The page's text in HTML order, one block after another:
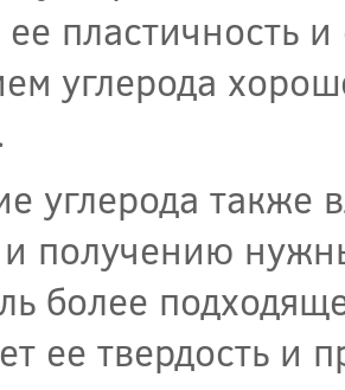
пластичность
углерода
углерода также
и получению
более
ее твердость и